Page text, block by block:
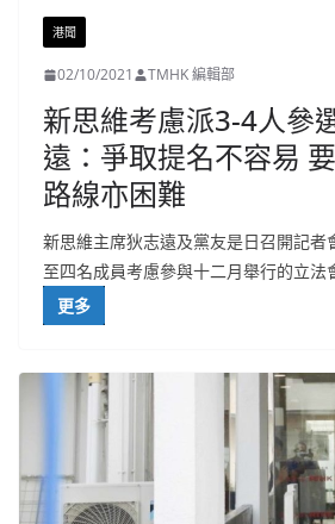
港聞
02/10/2021 TMHK 編輯部
新思維考慮派3-4人參
遠：爭取提名不容易
路線亦困難
新思維主席狄志遠及黨友是日召開記者
至四名成員考慮參與十二月舉行的立法
更多